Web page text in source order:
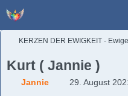
KERZEN DER EWIGKEIT -
Kurt ( Jannie )
Jannie 29. August